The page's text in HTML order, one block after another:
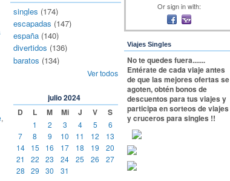
,
singles (174)
escapadas (147)
españa(140)
divertidos (136)
baratos (134)
Ver todos
julio2024
D
L M Mi J V S
1 2 3 4 5
6
7
8 9 10 11 12
13
14
15 16 17 18 19
20
21
22 23 24 25 26
27
28
29 30 31
Or sign in with:
Viajes Singles
No te quedes fuera.......
Entérate de cada viaje antes
de que las mejores ofertas se
agoten, obtén bonos de
descuentos para tus viajes y
participa en sorteos de viajes
y cruceros para singles !!